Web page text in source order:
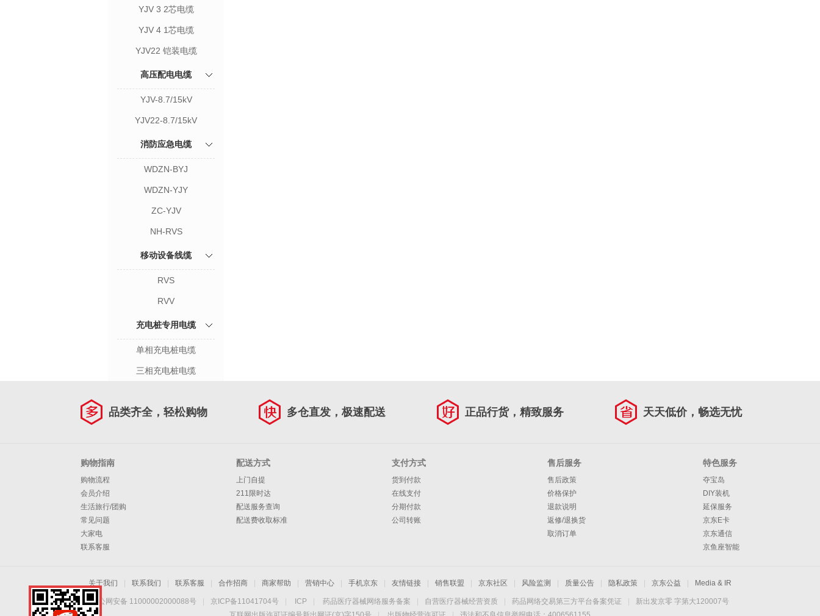
YJV 3 2芯电缆
YJV 4 1芯电缆
YJV22 铠装电缆
高压配电电缆
YJV-8.7/15kV
YJV22-8.7/15kV
消防应急电缆
WDZN-BYJ
WDZN-YJY
ZC-YJV
NH-RVS
移动设备线缆
RVS
RVV
充电桩专用电缆
单相充电桩电缆
三相充电桩电缆
品类齐全，轻松购物 多仓直发，极速配送 正品行货，精致服务 天天低价，畅选无忧
购物指南
购物流程
会员介绍
生活旅行/团购
常见问题
大家电
联系客服
配送方式
上门自提
211限时达
配送服务查询
配送费收取标准
支付方式
货到付款
在线支付
分期付款
公司转账
售后服务
售后政策
价格保护
退款说明
返修/退换货
取消订单
特色服务
夺宝岛
DIY装机
延保服务
京东E卡
京东通信
京鱼座智能
关于我们 联系我们 联系客服 合作招商 商家帮助 营销中心 手机京东 友情链接 销售联盟 京东社区 风险监测 质量公告 隐私政策 京东公益 Media & IR
京公网安备 11000002000088号 京ICP备11041704号 ICP 药品医疗器械网络服务备案 自营医疗器械经营资质 药品网络交易第三方平台备案凭证
新出发京零 字第大120007号